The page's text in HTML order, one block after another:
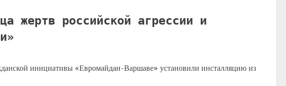
жертв российской агрессии и
инициативы «Евромайдан-Варшаве» установили инсталляцию из